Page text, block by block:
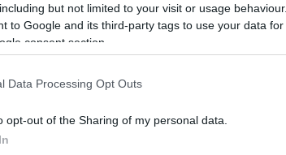
but not limited to your visit or usage
to Google and its third-party tags to use your data
consent section.
Data Processing Opt Outs
opt-out of the Sharing of my personal data.
que la postulación de
decisión impulsada por el presidente— a
familiares con un periodista. Paoltroni
busca confrontar por confrontar, sino